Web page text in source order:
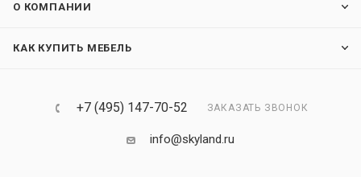
О КОМПАНИИ
КАК КУПИТЬ МЕБЕЛЬ
+7 (495) 147-70-52 ЗАКАЗАТЬ ЗВОНОК
info@skyland.ru